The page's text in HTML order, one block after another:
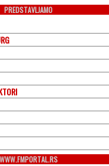
PREDSTAVLJAMO
WWW.FMPORTAL.RS